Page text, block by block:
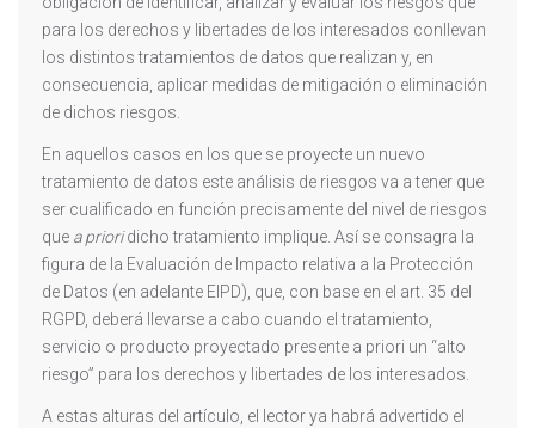
para los derechos y libertades de los interesados conllevan
los distintos tratamientos de datos que realizan y, en
consecuencia, aplicar medidas de mitigación o eliminación
de dichos riesgos.
En aquellos casos en los que se proyecte un nuevo
tratamiento de datos este análisis de riesgos va a tener que
ser cualificado en función precisamente del nivel de riesgos
que a prioridicho tratamiento implique. Así se consagra la
figura de la Evaluación de Impacto relativa a la Protección
de Datos (en adelante EIPD), que, con base en el art. 35 del
RGPD, deberá llevarse a cabo cuando el tratamiento,
servicio o producto proyectado presente a priori un “alto
riesgo” para los derechos y libertades de los interesados.
A estas alturas del artículo, el lector ya habrá advertido el